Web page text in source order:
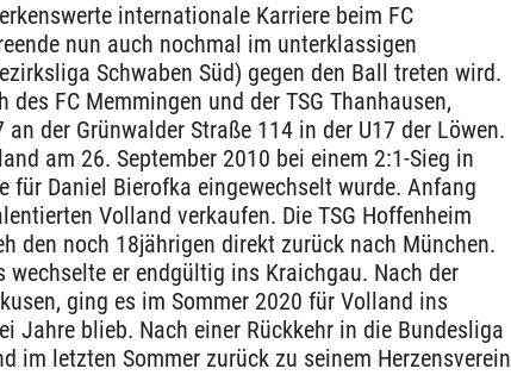
internationale Karriere beim FC
nun auch nochmal im unterklassigen
Schwaben Süd) gegen den Ball treten wird.
FC Memmingen und der TSG Thanhausen,
der Grünwalder Straße 114 in der U17 der Löwen.
am 26. September 2010 bei einem 2:1-Sieg in
für Daniel Bierofka eingewechselt wurde. Anfang
Volland verkaufen. Die TSG Hoffenheim
den noch 18jährigen direkt zurück nach München.
wechselte er endgültig ins Kraichgau. Nach der
ging es im Sommer 2020 für Volland ins
Jahre blieb. Nach einer Rückkehr in die Bundesliga
im letzten Sommer zurück zu seinem Herzensverein